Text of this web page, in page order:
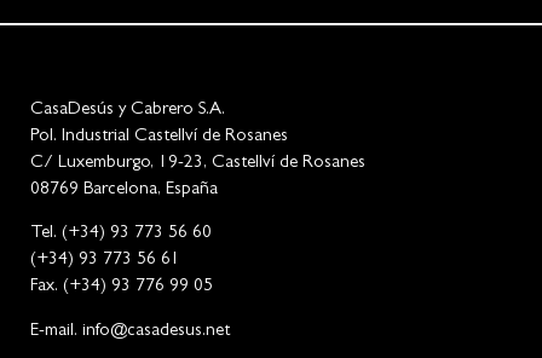
CasaDesús y Cabrero S.A.
Pol. Industrial Castellví de Rosanes
C/ Luxemburgo, 19-23, Castellví de Rosanes
08769 Barcelona, España
Tel. (+34) 93 773 56 60
(+34) 93 773 56 61
Fax. (+34) 93 776 99 05
E-mail. info@casadesus.net